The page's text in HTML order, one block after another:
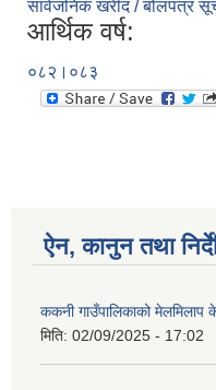
सार्वजनिक खरीद / बोलपत्र
आर्थिक वर्ष:
०८२।०८३
ऐन, कानुन तथा
ककनी गाउँपालिकाको मेलमिलाप
मिति: 02/09/2025 - 17:02